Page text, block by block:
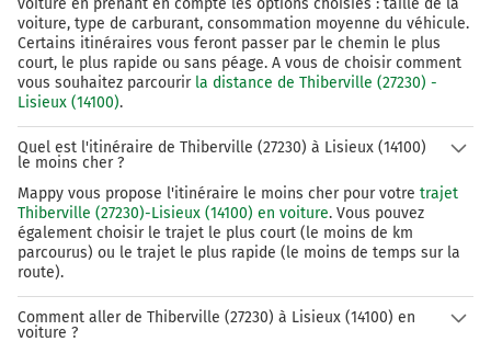
voiture en prenant en compte les options choisies : taille de la
voiture, type de carburant, consommation moyenne du véhicule.
Certains itinéraires vous feront passer par le chemin le plus
court, le plus rapide ou sans péage. A vous de choisir comment
vous souhaitez parcourir la distance de Thiberville (27230) -
Lisieux (14100).
Quel est l'itinéraire de Thiberville (27230) à Lisieux (14100)
le moins cher ?
Mappy vous propose l'itinéraire le moins cher pour votre trajet
Thiberville (27230)-Lisieux (14100) en voiture. Vous pouvez
également choisir le trajet le plus court (le moins de km
parcourus) ou le trajet le plus rapide (le moins de temps sur la
route).
Comment aller de Thiberville (27230) à Lisieux (14100) en
voiture ?